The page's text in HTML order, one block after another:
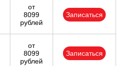
от
8099
рублей
Записаться
от
8099
рублей
Записаться